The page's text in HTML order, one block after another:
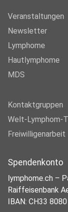
Veranstaltungen
Newsletter
Lymphome
Hautlymphome
MDS
Kontaktgruppen
Welt-Lymphom-
Freiwilligenarbeit
Spendenkonto
lymphome.ch –
Raiffeisenbank
IBAN: CH33